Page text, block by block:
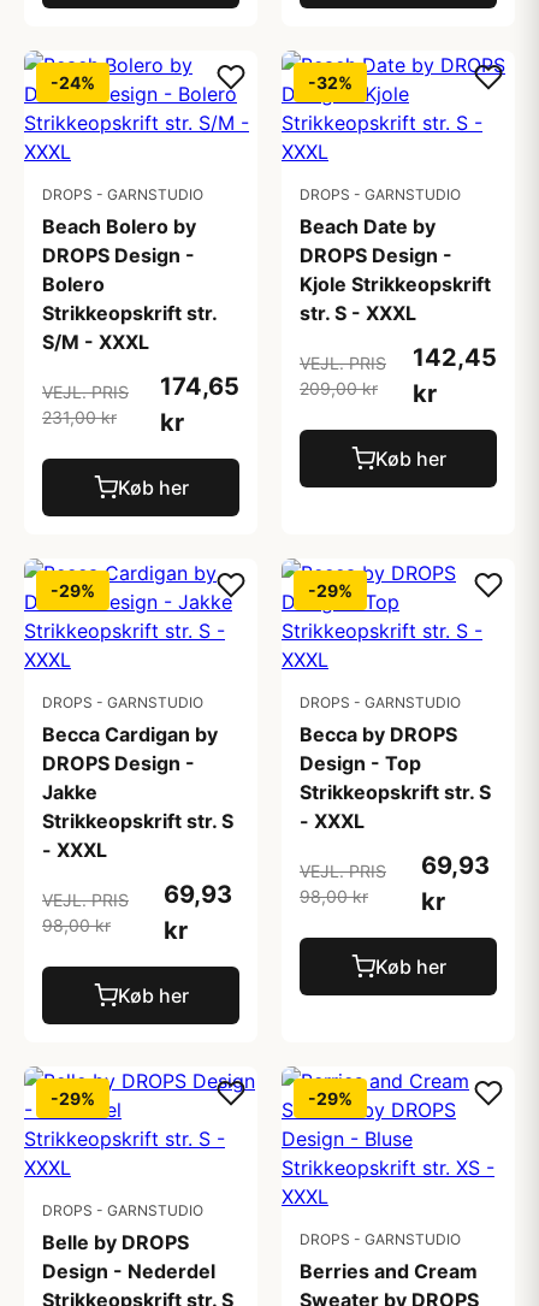
-24%
DROPS - GARNSTUDIO
Beach Bolero by
DROPS Design -
Bolero
Strikkeopskrift str.
S/M - XXXL
VEJL. PRIS
231,00 kr
174,65
kr
Køb her
-32%
DROPS - GARNSTUDIO
Beach Date by
DROPS Design -
Kjole Strikkeopskrift
str. S - XXXL
VEJL. PRIS
209,00 kr
142,45
kr
Køb her
-29%
DROPS - GARNSTUDIO
Becca Cardigan by
DROPS Design -
Jakke
Strikkeopskrift str. S
- XXXL
VEJL. PRIS
98,00 kr
69,93
kr
Køb her
-29%
DROPS - GARNSTUDIO
Becca by DROPS
Design - Top
Strikkeopskrift str. S
- XXXL
VEJL. PRIS
98,00 kr
69,93
kr
Køb her
-29%
DROPS - GARNSTUDIO
Belle by DROPS
Design - Nederdel
Strikkeopskrift str. S
-29%
DROPS - GARNSTUDIO
Berries and Cream
Sweater by DROPS